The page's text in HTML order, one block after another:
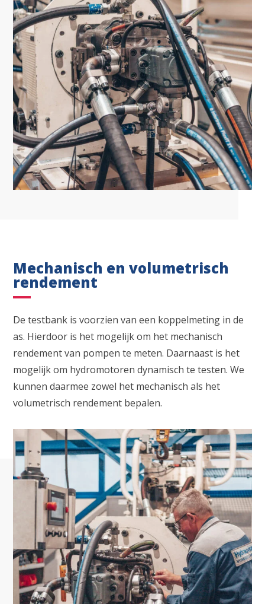
Mechanisch en volumetrisch
rendement
De testbank is voorzien van een koppelmeting in de
as. Hierdoor is het mogelijk om het mechanisch
rendement van pompen te meten. Daarnaast is het
mogelijk om hydromotoren dynamisch te testen. We
kunnen daarmee zowel het mechanisch als het
volumetrisch rendement bepalen.